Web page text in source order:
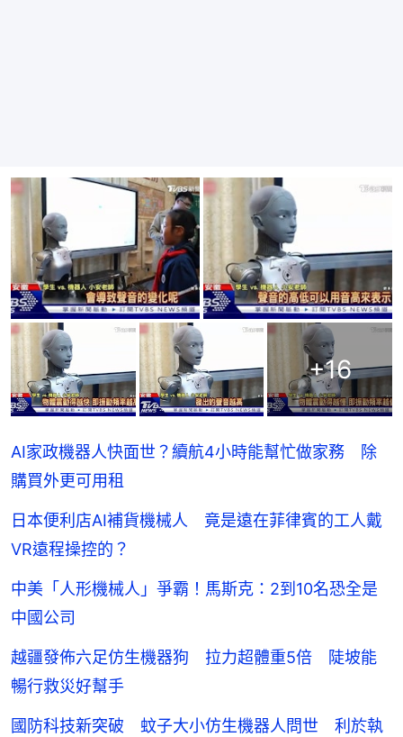
+16
AI家政機器人快面世？續航4小時能幫忙做家務 除
購買外更可用租
日本便利店AI補貨機械人 竟是遠在菲律賓的工人戴
VR遠程操控的？
中美「人形機械人」爭霸！馬斯克：2到10名恐全是
中國公司
越疆發佈六足仿生機器狗 拉力超體重5倍 陡坡能
暢行救災好幫手
國防科技新突破 蚊子大小仿生機器人問世 利於執